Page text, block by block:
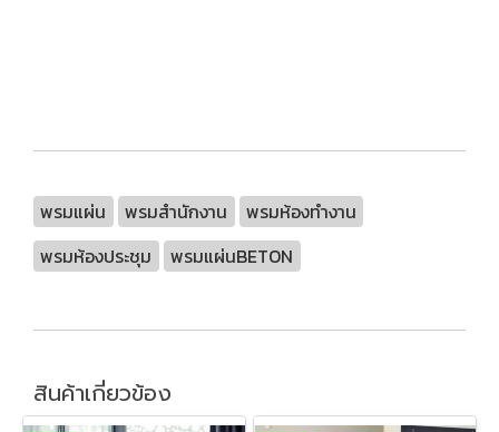
พรมแผ่น พรมสำนักงาน
พรมห้องทำงาน
พรมห้องประชุม
พรมแผ่นBETON
สินค้าเกี่ยวข้อง